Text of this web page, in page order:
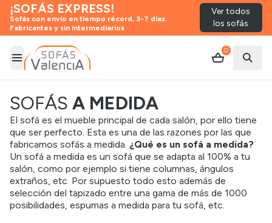
¡SOFÁS EXPRESS!
Sofás con envío en tiempo récord, 3-7 días.
Fabricantes y sin intermediarios
Ver todos
los sofás
Abrir menú
0
SOFÁS A MEDIDA
El sofá es el mueble principal de cada salón, por ello tiene
que ser perfecto. Esta es una de las razones por las que
fabricamos sofás a medida. ¿Qué es un sofá a medida?
Un sofá a medida es un sofá que se adapta al 100% a tu
salón, como por ejemplo si tiene columnas, ángulos
extraños, etc. Por supuesto todo esto además de
selección del tapizado entre una gama de más de 1000
posibilidades, espumas a medida para tu sofá, etc.